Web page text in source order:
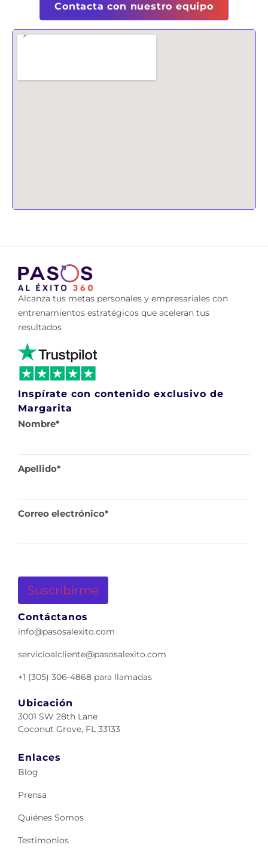
Contacta con nuestro equipo
Alcanza tus metas personales y empresariales con
entrenamientos estratégicos que aceleran tus
resultados
Inspírate con contenido exclusivo de
Margarita
Nombre*
Apellido*
Correo electrónico*
Contáctanos
info@pasosalexito.com
servicioalcliente@pasosalexito.com
+1 (305) 306-4868 para llamadas
Ubicación
3001 SW 28th Lane
Coconut Grove, FL 33133
Enlaces
Blog
Prensa
Quiénes Somos
Testimonios